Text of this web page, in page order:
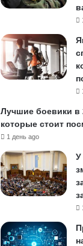
Лучшие боевики в
которые стоит
1 день ago
У